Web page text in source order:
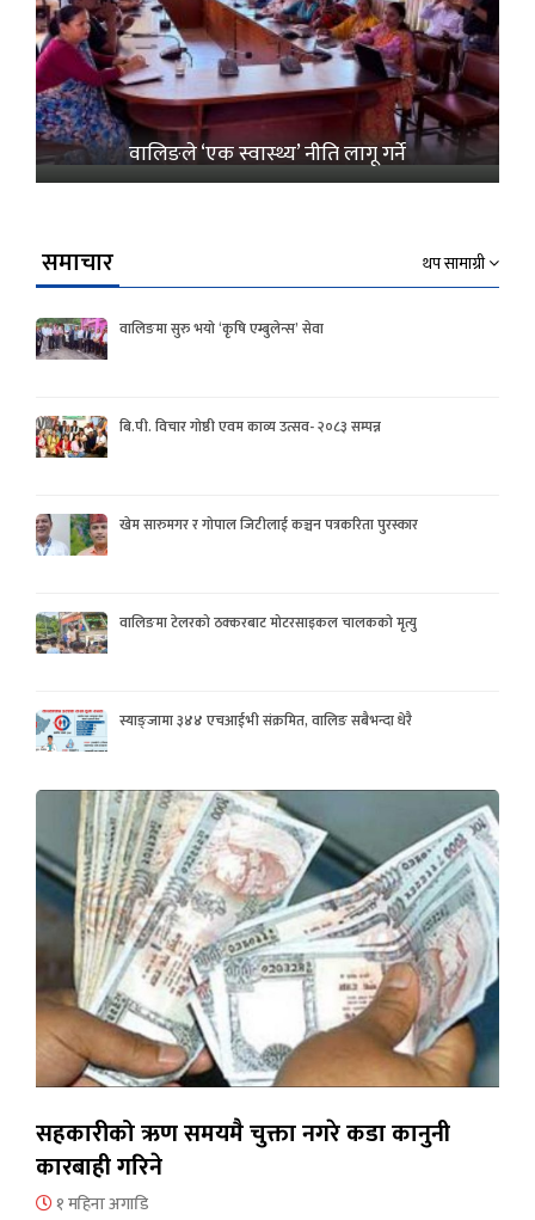
वालिङले ‘एक स्वास्थ्य’ नीति लागू गर्ने
समाचार थप सामाग्री
वालिङमा सुरु भयो ‘कृषि एम्बुलेन्स’ सेवा
बि.पी. विचार गोष्ठी एवम काव्य उत्सव- २०८३ सम्पन्न
खेम सारुमगर र गोपाल जिटीलाई कञ्चन पत्रकरिता पुरस्कार
वालिङमा टेलरको ठक्करबाट मोटरसाइकल चालकको मृत्यु
स्याङ्जामा ३४४ एचआईभी संक्रमित, वालिङ सबैभन्दा धेरै
सहकारीको ऋण समयमै चुक्ता नगरे कडा कानुनी
कारबाही गरिने
१ महिना अगाडि